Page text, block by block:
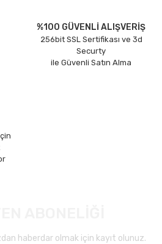
%100 GÜVENLİ ALIŞVERİŞ
256bit SSL Sertifikası ve 3d
Securty
ile Güvenli Satın Alma
haberdar olmak için kayıt olunuz.